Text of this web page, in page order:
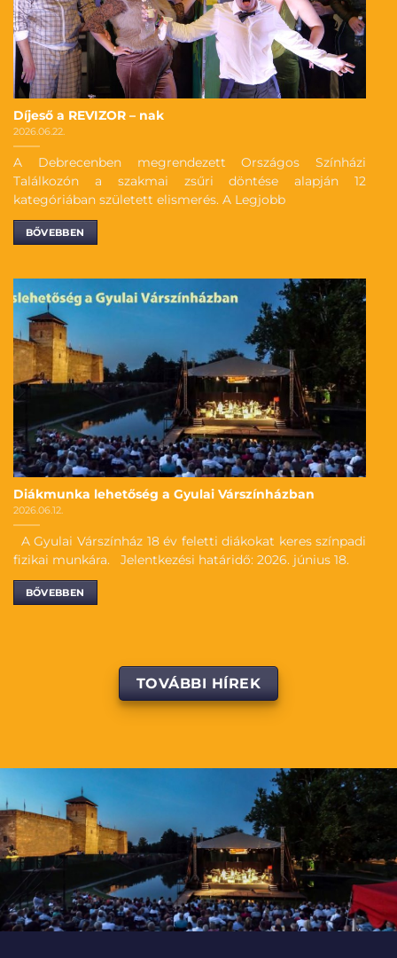
Díjeső a REVIZOR – nak
2026.06.22.
A Debrecenben megrendezett Országos Színházi
Találkozón a szakmai zsűri döntése alapján 12
kategóriában született elismerés. A Legjobb
BŐVEBBEN
Diákmunka lehetőség a Gyulai Várszínházban
2026.06.12.
A Gyulai Várszínház 18 év feletti diákokat keres színpadi
fizikai munkára. Jelentkezési határidő: 2026. június 18.
BŐVEBBEN
TOVÁBBI HÍREK